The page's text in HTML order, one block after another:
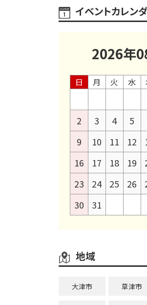
イベントカレン
2026年
日
月 火 水
2
3 4 5
9
10 11 12
16
17 18 19
23
24 25 26
30
31
地域
大津市 草津市